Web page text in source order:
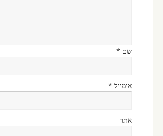
שם *
אימייל *
אתר